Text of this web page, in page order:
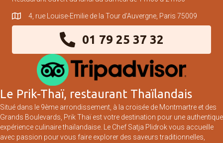
4, rue Louise-Emilie de la Tour d'Auvergne, Paris 75009
01 79 25 37 32
Le Prik-Thaï, restaurant Thaïlandais
Situé dans le 9ème arrondissement, à la croisée de Montmartre et des
Grands Boulevards, Prik Thaï est votre destination pour une authentique
expérience culinaire thaïlandaise.
Le Chef Satja Plidrokvous accueille
avec passion pour vous faire explorer des saveurs traditionnelles,